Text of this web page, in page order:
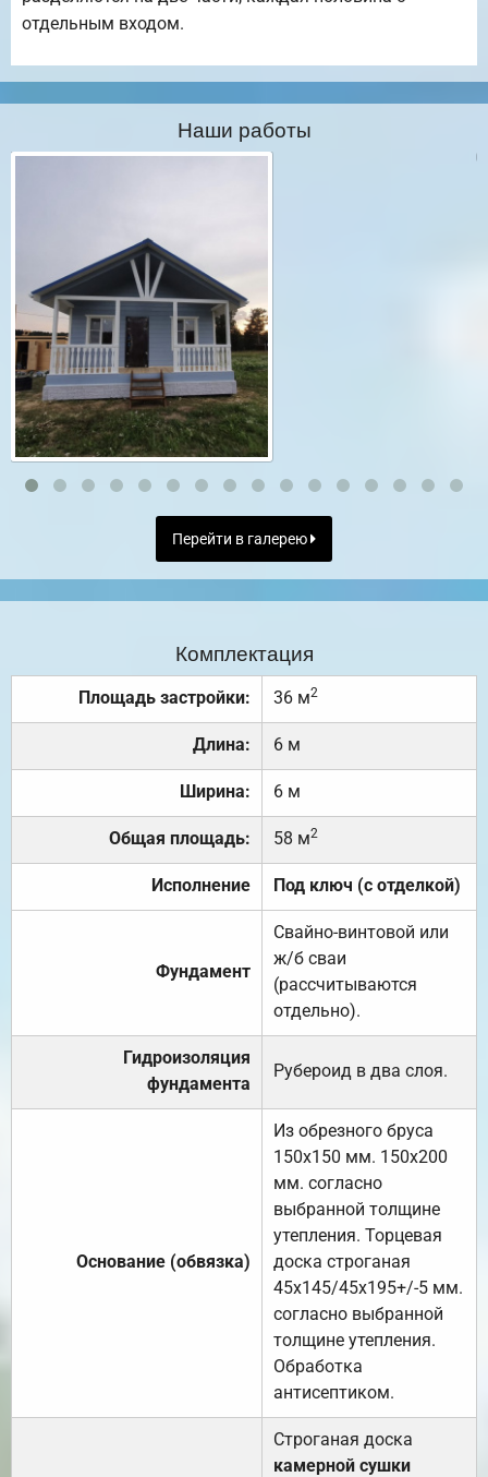
отдельным входом.
Наши работы
Перейти в галерею
Комплектация
Площадь застройки: 36 м2
Длина: 6 м
Ширина: 6 м
Общая площадь: 58 м2
Исполнение Под ключ (с отделкой)
Фундамент
Свайно-винтовой или
ж/б сваи
(рассчитываются
отдельно).
Гидроизоляция
фундамента
Рубероид в два слоя.
Основание (обвязка)
Из обрезного бруса
150х150 мм. 150х200
мм. согласно
выбранной толщине
утепления. Торцевая
доска строганая
45х145/45х195+/-5 мм.
согласно выбранной
толщине утепления.
Обработка
антисептиком.
Строганая доска
камерной сушки